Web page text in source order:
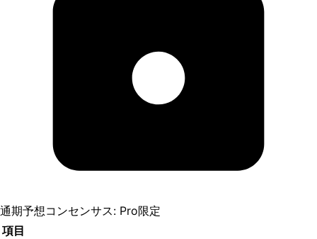
通期予想コンセンサス: Pro限定
項目